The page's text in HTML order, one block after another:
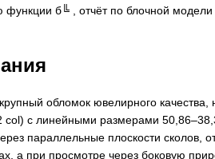
б╚ , отчёт по блочной
обломок ювелирного
с линейными размерами
параллельные плоскости сколов,
а при просмотре через боковую